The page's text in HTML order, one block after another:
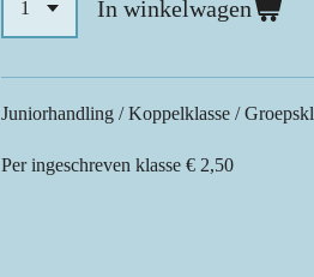
In winkelwagen
Juniorhandling / Koppelklasse /
Per ingeschreven klasse € 2,50